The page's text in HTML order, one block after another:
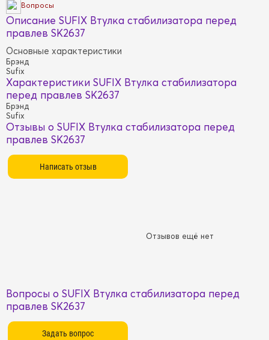
Вопросы
Описание SUFIX Втулка стабилизатора перед
правлев SK2637
Основные характеристики
Брэнд
Sufix
Характеристики SUFIX Втулка стабилизатора
перед правлев SK2637
Брэнд
Sufix
Отзывы о SUFIX Втулка стабилизатора перед
правлев SK2637
Отзывов ещё нет
Вопросы о SUFIX Втулка стабилизатора перед
правлев SK2637